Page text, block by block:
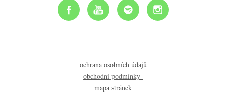
ochrana osobních údajů
obchodní podmínky
mapa stránek